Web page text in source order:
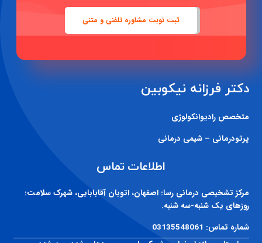
ثبت نوبت مشاوره تلفنی و متنی
دکتر فرزانه نیکوبین
متخصص رادیوانکولوژی
پرتودرمانی – شیمی درمانی
اطلاعات تماس
مرکز تشخیصی درمانی رسا: اصفهان، اتوبان آقابابایی، شهرک سلامت:
روزهای یک شنبه-سه شنبه.
شماره تماس: 03135548061